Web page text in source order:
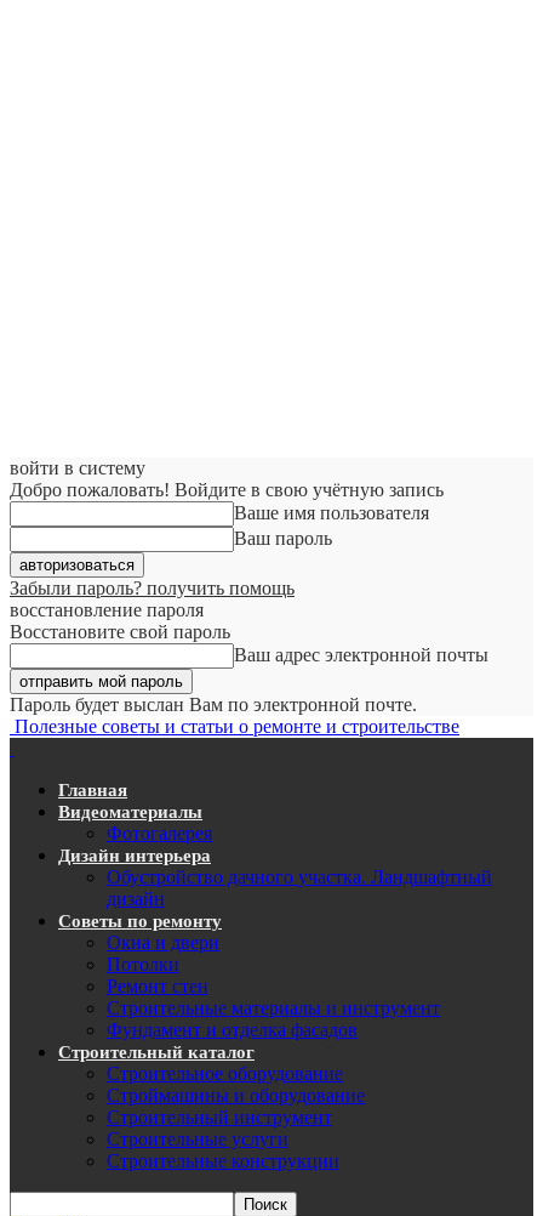
войти в систему
Добро пожаловать! Войдите в свою учётную запись
Ваше имя пользователя
Ваш пароль
Забыли пароль? получить помощь
восстановление пароля
Восстановите свой пароль
Ваш адрес электронной почты
Пароль будет выслан Вам по электронной почте.
Полезные советы и статьи о ремонте и строительстве
Главная
Видеоматериалы
Фотогалерея
Дизайн интерьера
Обустройство дачного участка. Ландшафтный
дизайн
Советы по ремонту
Окна и двери
Потолки
Ремонт стен
Строительные материалы и инструмент
Фундамент и отделка фасадов
Строительный каталог
Строительное оборудование
Строймашины и оборудование
Строительный инструмент
Строительные услуги
Строительные конструкции